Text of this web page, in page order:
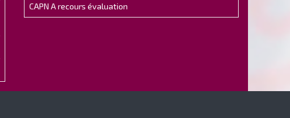
CAPN A recours évaluation